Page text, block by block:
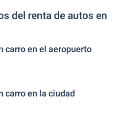
del renta de autos en
carro en el aeropuerto
carro en la ciudad